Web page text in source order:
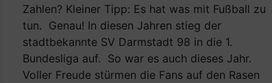
Zahlen? Kleiner Tipp: Es hat was mit Fußball zu
tun. Genau! In diesen Jahren stieg der
stadtbekannte SV Darmstadt 98 in die 1.
Bundesliga auf. So war es auch dieses Jahr.
Voller Freude stürmen die Fans auf den Rasen